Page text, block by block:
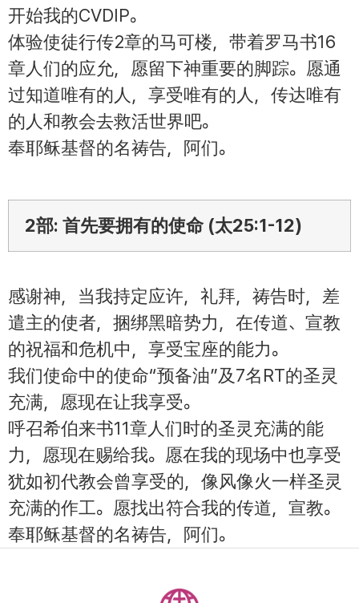
开始我的CVDIP。
体验使徒行传2章的马可楼，带着罗马书16
章人们的应允，愿留下神重要的脚踪。愿通
过知道唯有的人，享受唯有的人，传达唯有
的人和教会去救活世界吧。
奉耶稣基督的名祷告，阿们。
2部: 首先要拥有的使命 (太25:1-12)
感谢神，当我持定应许，礼拜，祷告时，差
遣主的使者，捆绑黑暗势力，在传道、宣教
的祝福和危机中，享受宝座的能力。
我们使命中的使命“预备油”及7名RT的圣灵
充满，愿现在让我享受。
呼召希伯来书11章人们时的圣灵充满的能
力，愿现在赐给我。愿在我的现场中也享受
犹如初代教会曾享受的，像风像火一样圣灵
充满的作工。愿找出符合我的传道，宣教。
奉耶稣基督的名祷告，阿们。